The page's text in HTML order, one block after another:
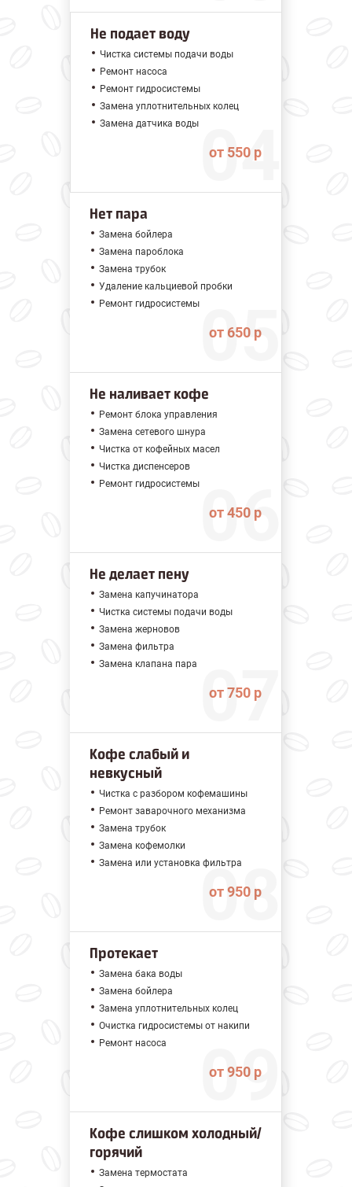
Не подает воду
Чистка системы подачи воды
Ремонт насоса
Ремонт гидросистемы
Замена уплотнительных колец
Замена датчика воды
от 550 р
Нет пара
Замена бойлера
Замена пароблока
Замена трубок
Удаление кальциевой пробки
Ремонт гидросистемы
от 650 р
Не наливает кофе
Ремонт блока управления
Замена сетевого шнура
Чистка от кофейных масел
Чистка диспенсеров
Ремонт гидросистемы
от 450 р
Не делает пену
Замена капучинатора
Чистка системы подачи воды
Замена жерновов
Замена фильтра
Замена клапана пара
от 750 р
Кофе слабый и
невкусный
Чистка с разбором кофемашины
Ремонт заварочного механизма
Замена трубок
Замена кофемолки
Замена или установка фильтра
от 950 р
Протекает
Замена бака воды
Замена бойлера
Замена уплотнительных колец
Очистка гидросистемы от накипи
Ремонт насоса
от 950 р
Кофе слишком холодный/
горячий
Замена термостата